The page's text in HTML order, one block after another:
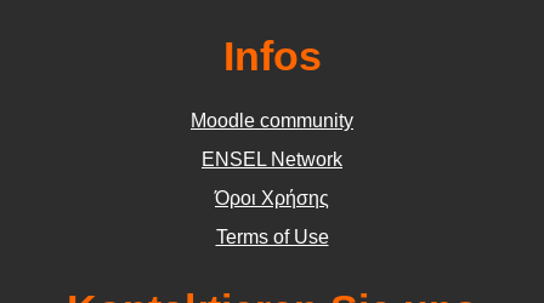
Infos
Moodle community
ΕΝSEL Network
Όροι Χρήσης
Terms of Use